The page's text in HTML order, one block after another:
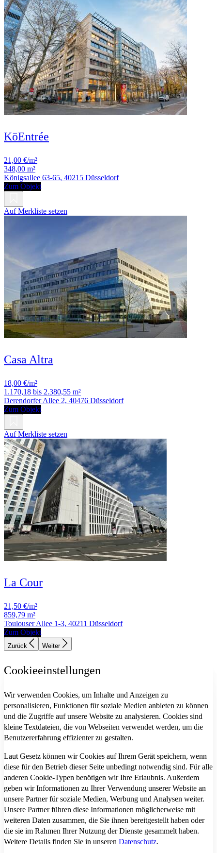
KöEntrée
21,00 €/m²
348,00 m²
Königsallee 63-65, 40215 Düsseldorf
Zum Objekt
Auf Merkliste setzen
Casa Altra
18,00 €/m²
1.170,18 bis 2.380,55 m²
Derendorfer Allee 2, 40476 Düsseldorf
Zum Objekt
Auf Merkliste setzen
La Cour
21,50 €/m²
859,79 m²
Toulouser Allee 1-3, 40211 Düsseldorf
Zum Objekt
Zurück Weiter
Cookieeinstellungen
Wir verwenden Cookies, um Inhalte und Anzeigen zu
personalisieren, Funktionen für soziale Medien anbieten zu können
und die Zugriffe auf unsere Website zu analysieren. Cookies sind
kleine Textdateien, die von Webseiten verwendet werden, um die
Benutzererfahrung effizienter zu gestalten.
Laut Gesetz können wir Cookies auf Ihrem Gerät speichern, wenn
diese für den Betrieb dieser Seite unbedingt notwendig sind. Für alle
anderen Cookie-Typen benötigen wir Ihre Erlaubnis. Außerdem
geben wir Informationen zu Ihrer Verwendung unserer Website an
unsere Partner für soziale Medien, Werbung und Analysen weiter.
Unsere Partner führen diese Informationen möglicherweise mit
weiteren Daten zusammen, die Sie ihnen bereitgestellt haben oder
die sie im Rahmen Ihrer Nutzung der Dienste gesammelt haben.
Weitere Details finden Sie in unseren Datenschutz.